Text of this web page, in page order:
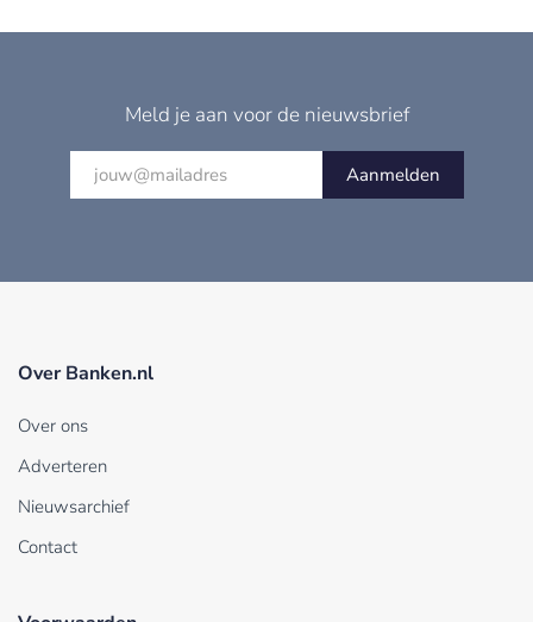
Meld je aan voor de nieuwsbrief
Aanmelden
Over Banken.nl
Over ons
Adverteren
Nieuwsarchief
Contact